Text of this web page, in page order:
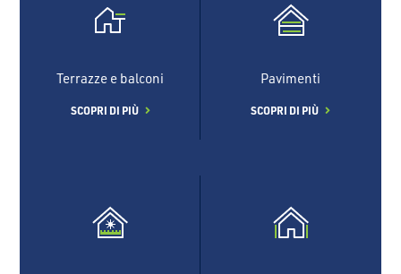
Terrazze e balconi
SCOPRI DI PIÙ
Pavimenti
SCOPRI DI PIÙ